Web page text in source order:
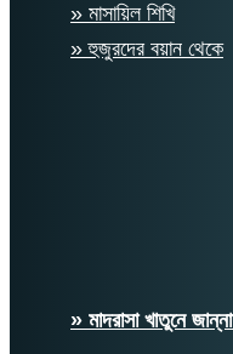
» মাসায়িল শিখি
» হুজুরদের বয়ান থেকে
» মাদরাসা খাতুনে